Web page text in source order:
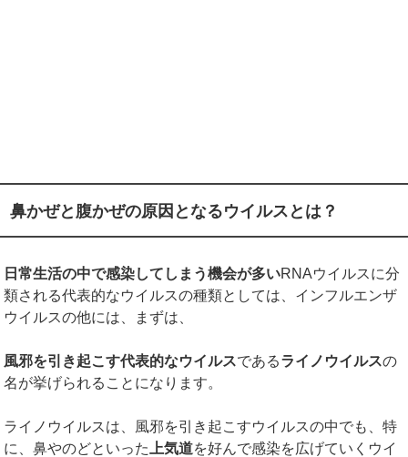
鼻かぜと腹かぜの原因となるウイルスとは？
日常生活の中で感染してしまう機会が多いRNAウイルスに分
類される代表的なウイルスの種類としては、インフルエンザ
ウイルスの他には、まずは、
風邪を引き起こす代表的なウイルスであるライノウイルスの
名が挙げられることになります。
ライノウイルスは、風邪を引き起こすウイルスの中でも、特
に、鼻やのどといった
上気道を好んで感染を広げていくウイ